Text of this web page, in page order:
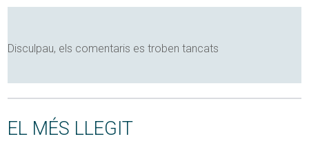
Disculpau, els comentaris es troben tancats
EL MÉS LLEGIT